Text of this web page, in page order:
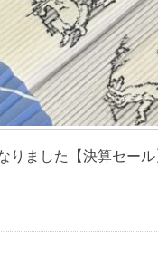
りました【決算セー